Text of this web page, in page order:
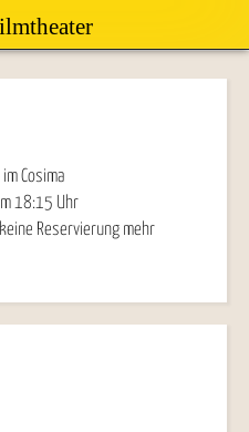
Cosima
18:15 Uhr
Reservierung mehr